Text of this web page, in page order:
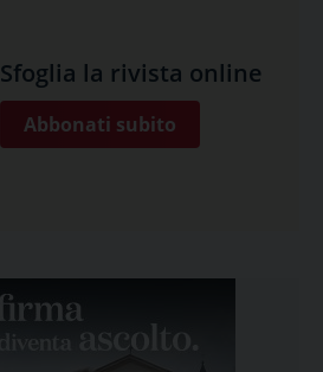
Sfoglia la rivista online
Abbonati subito